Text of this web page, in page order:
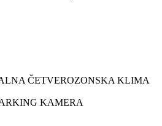
ČETVEROZONSKA KLIMA
KAMERA